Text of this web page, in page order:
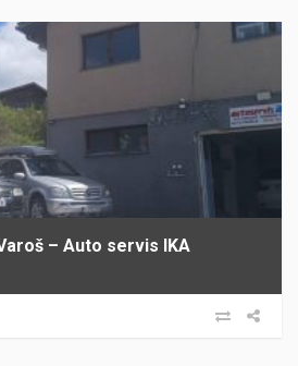
– Auto servis IKA